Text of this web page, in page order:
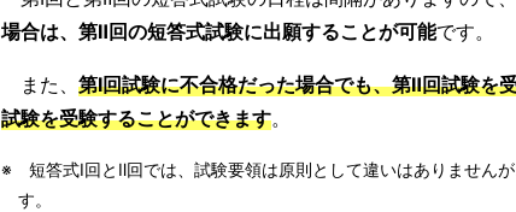
場合は、第Ⅱ回の短答式試験に出願することが可能です。
また、 第Ⅰ回試験に不合格だった場合でも、第Ⅱ回試験を
試験を受験することができます。
※ 短答式Ⅰ回とⅡ回では、試験要領は原則として違いはありません
す。